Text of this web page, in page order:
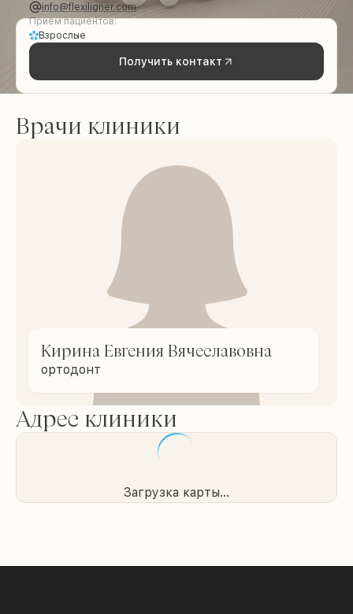
info@flexiligner.com
Приём пациентов:
Взрослые
Получить контакт
Врачи клиники
Кирина Евгения Вячеславовна
ортодонт
Адрес клиники
Загрузка карты...